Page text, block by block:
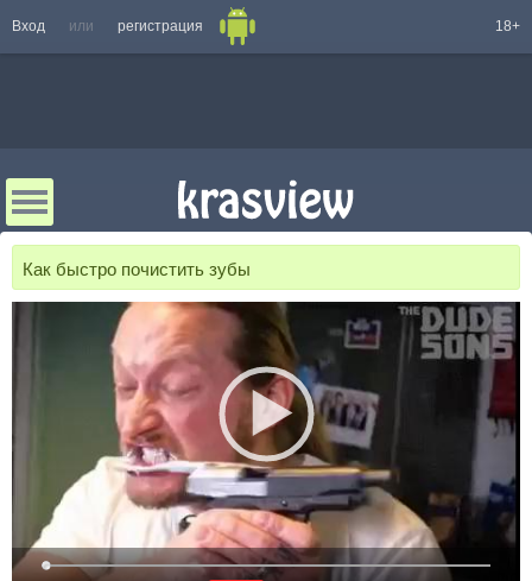
Вход или регистрация 18+
Как быстро почистить зубы